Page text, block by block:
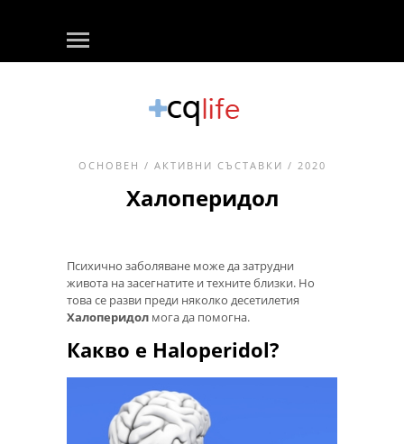
ОСНОВЕН / АКТИВНИ СЪСТАВКИ / 2020
Халоперидол
Психично заболяване може да затрудни
живота на засегнатите и техните близки. Но
това се разви преди няколко десетилетия
Халоперидол мога да помогна.
Какво е Haloperidol?